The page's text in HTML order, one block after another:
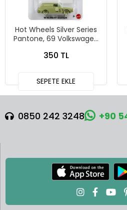
Hot Wheels Silver Series
Pantone, 69 Volkswagen
350 TL
SEPETE EKLE
0850 242 3248 +90